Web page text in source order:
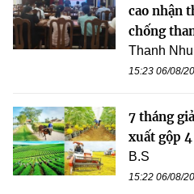
cao nhận
chống
Thanh
15:23 06/08/
7 tháng
xuất gộp
B.S
15:22 06/08/